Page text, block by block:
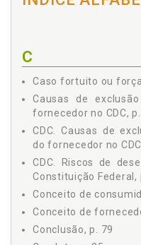
C
Caso fortuito ou
Causas de
fornecedor no CDC,
CDC. Causas de
do fornecedor no
CDC. Riscos de
Constituição Federal,
Conceito de
Conceito de
Conclusão, p. 79